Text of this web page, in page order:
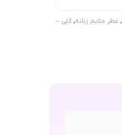
, عطر ملایم زنانه, گلی –